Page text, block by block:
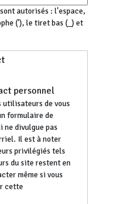
autorisés : l'espace,
('), le tiret bas (_) et
personnel
utilisateurs de vous
formulaire de
ne divulgue pas
Il est à noter
privilégiés tels
du site restent en
même si vous
cette